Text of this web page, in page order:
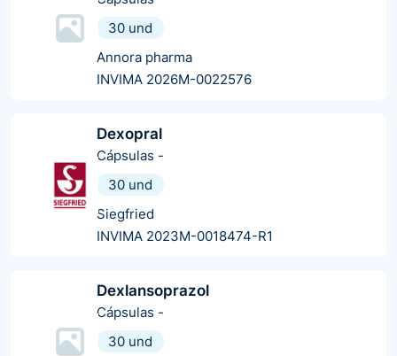
30 und
Annora pharma
INVIMA 2026M-0022576
Dexopral
Cápsulas -
30 und
Siegfried
INVIMA 2023M-0018474-R1
Dexlansoprazol
Cápsulas -
30 und